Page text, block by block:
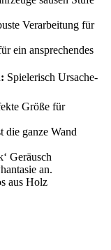
Verarbeitung für
ein ansprechendes
Spielerisch Ursache-
Größe für
die ganze Wand
Geräusch
an.
aus Holz